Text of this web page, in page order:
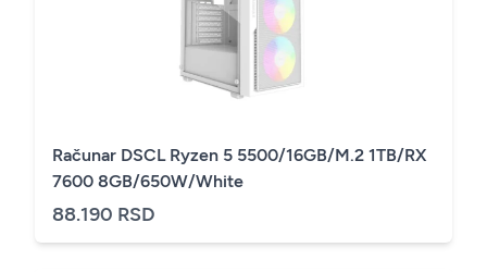
Računar DSCL Ryzen 5 5500/16GB/M.2 1TB/RX
7600 8GB/650W/White
88.190 RSD